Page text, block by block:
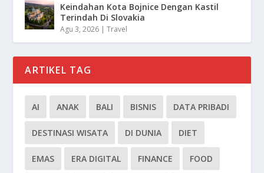
Keindahan Kota Bojnice Dengan Kastil
Terindah Di Slovakia
Agu 3, 2026 |Travel
ARTIKEL TAG
AI ANAK BALI BISNIS DATA PRIBADI
DESTINASI WISATA DI DUNIA DIET
EMAS ERA DIGITAL FINANCE FOOD